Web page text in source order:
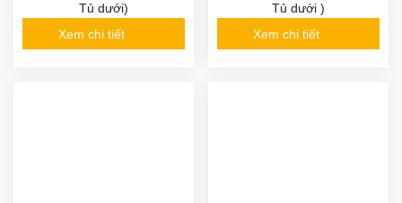
Tủ dưới)
Xem chi tiết
Tủ dưới )
Xem chi tiết